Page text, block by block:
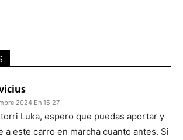
2024 En 15:27
Luka, espero que puedas aportar y
a este carro en marcha cuanto antes. Si